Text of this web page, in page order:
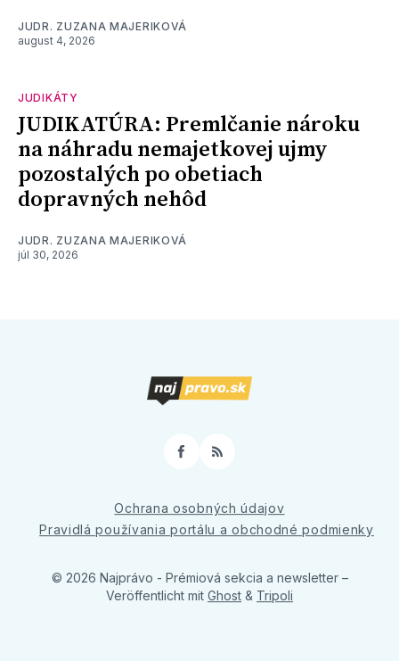
JUDR. ZUZANA MAJERIKOVÁ
august 4, 2026
JUDIKÁTY
JUDIKATÚRA: Premlčanie nároku
na náhradu nemajetkovej ujmy
pozostalých po obetiach
dopravných nehôd
JUDR. ZUZANA MAJERIKOVÁ
júl 30, 2026
Facebook
RSS
Ochrana osobných údajov
Pravidlá používania portálu a obchodné podmienky
© 2026 Najprávo - Prémiová sekcia a newsletter –
Veröffentlicht mit Ghost & Tripoli